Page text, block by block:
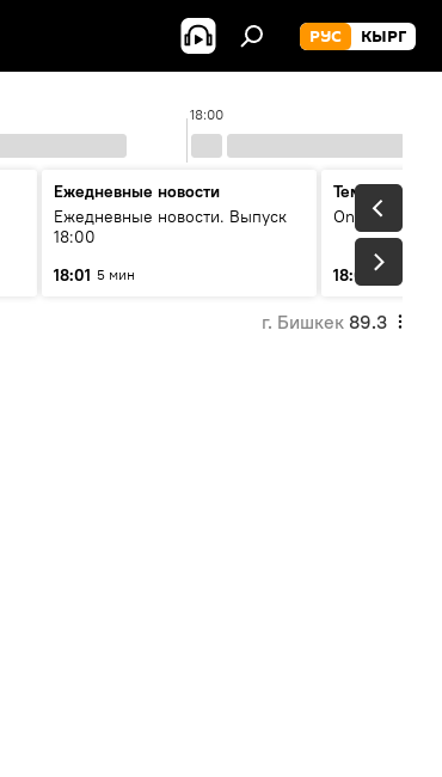
РУС КЫРГ
18:00
Ежедневные новости
Ежедневные новости. Выпуск
18:00
18:01 5 мин
Тема дня
On air
18:07
г. Бишкек 89.3